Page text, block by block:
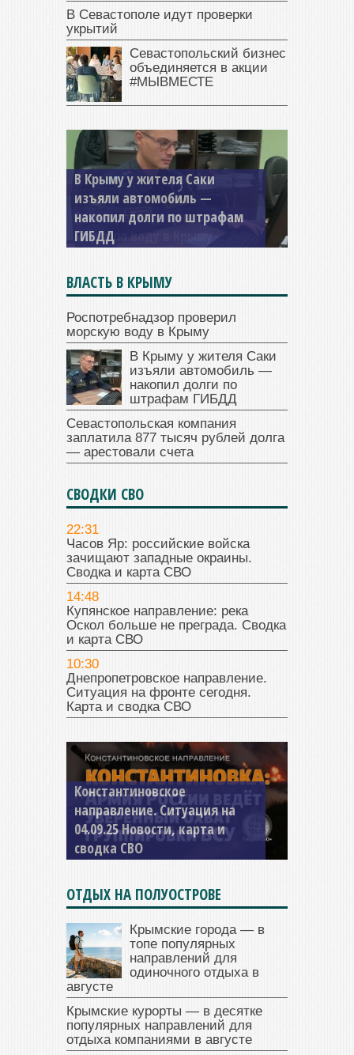
В Севастополе идут проверки
укрытий
Севастопольский бизнес
объединяется в акции
#МЫВМЕСТЕ
В Крыму у жителя Саки
изъяли автомобиль —
накопил долги по штрафам
ГИБДД
ВЛАСТЬ В КРЫМУ
Роспотребнадзор проверил
морскую воду в Крыму
В Крыму у жителя Саки
изъяли автомобиль —
накопил долги по
штрафам ГИБДД
Севастопольская компания
заплатила 877 тысяч рублей долга
— арестовали счета
СВОДКИ СВО
22:31
Часов Яр: российские войска
зачищают западные окраины.
Сводка и карта СВО
14:48
Купянское направление: река
Оскол больше не преграда. Сводка
и карта СВО
10:30
Днепропетровское направление.
Ситуация на фронте сегодня.
Карта и сводка СВО
Константиновское
направление. Ситуация на
04.09.25 Новости, карта и
сводка СВО
ОТДЫХ НА ПОЛУОСТРОВЕ
Крымские города — в
топе популярных
направлений для
одиночного отдыха в
августе
Крымские курорты — в десятке
популярных направлений для
отдыха компаниями в августе